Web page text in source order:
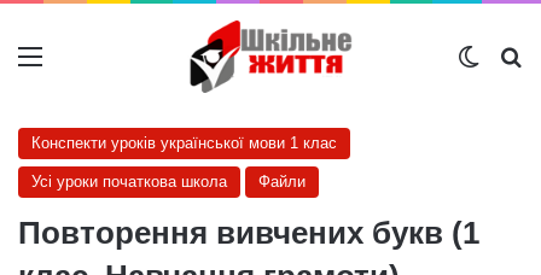
Меню
Конспекти уроків української мови 1 клас
Усі уроки початкова школа Файли
Повторення вивчених букв (1